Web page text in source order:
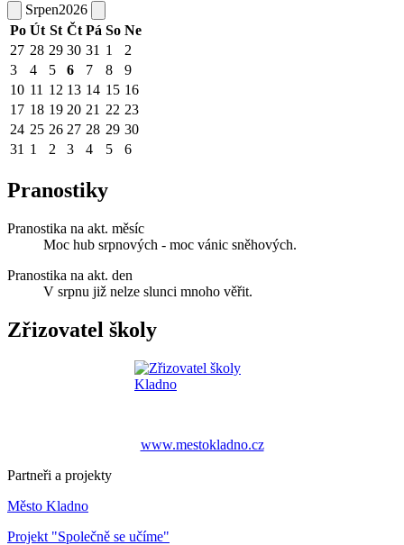
Srpen2026
Po Út St Čt Pá So Ne
27 28 29 30 31 1
2
3
4 5 6 7 8
9
10 11 12 13 14 15 16
17 18 19 20 21 22 23
24 25 26 27 28 29 30
31 1 2 3 4 5 6
Pranostiky
Pranostika na akt. měsíc
Moc hub srpnových - moc vánic sněhových.
Pranostika na akt. den
V srpnu již nelze slunci mnoho věřit.
Zřizovatel školy
www.mestokladno.cz
Partneři a projekty
Město Kladno
Projekt "Společně se učíme"